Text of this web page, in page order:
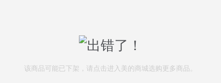
该商品可能已下架，请点击进入美的商城选购更多商品。